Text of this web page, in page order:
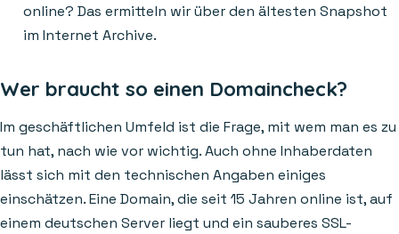
online? Das ermitteln wir über den ältesten Snapshot
im Internet Archive.
Wer braucht so einen Domaincheck?
Im geschäftlichen Umfeld ist die Frage, mit wem man es zu
tun hat, nach wie vor wichtig. Auch ohne Inhaberdaten
lässt sich mit den technischen Angaben einiges
einschätzen. Eine Domain, die seit 15 Jahren online ist, auf
einem deutschen Server liegt und ein sauberes SSL-